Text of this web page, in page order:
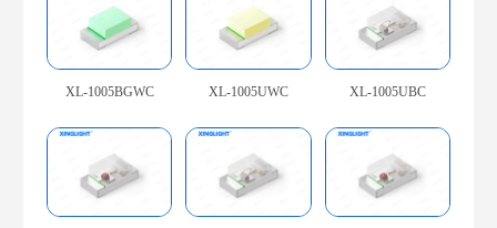
XL-1005BGWC XL-1005UWC XL-1005UBC